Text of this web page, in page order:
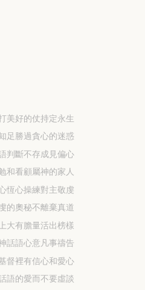
美好的仗持定永生
足勝過貪心的迷惑
判斷不存成見偏心
和看顧屬神的家人
恆心操練對主敬虔
的奧秘不離棄真道
大有膽量活出榜樣
話語心意凡事禱告
督裡有信心和愛心
語的愛而不要虛談